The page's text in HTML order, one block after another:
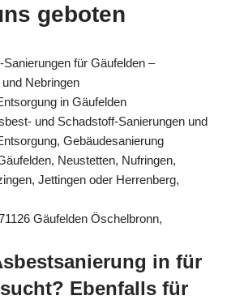
geboten
für Gäufelden –
Nebringen
in Gäufelden
und Schadstoff-Sanierungen und
Gebäudesanierung
Neustetten, Nufringen,
Jettingen oder Herrenberg,
Gäufelden Öschelbronn,
in für
Ebenfalls für